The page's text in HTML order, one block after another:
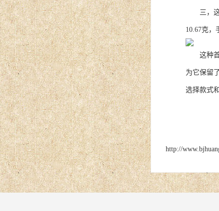
三，这
10.67克，
这种首
为它保留
选择款式
http://